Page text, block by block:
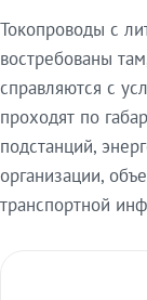
Токопроводы с
востребованы
справляются с
проходят по
подстанций,
организации,
транспортной